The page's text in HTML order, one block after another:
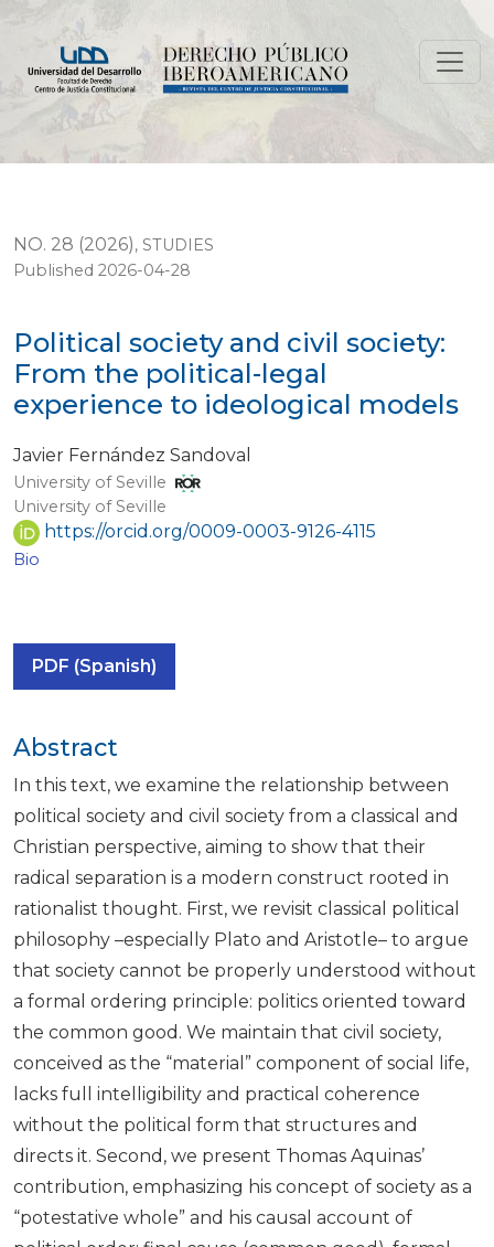
Political society and civil society: From the political-
NO. 28 (2026), STUDIES
Political society and civil society:
From the political-legal
experience to ideological models
Published 2026-04-28
Javier Fernández Sandoval
University of Seville
University of Seville
https://orcid.org/0009-0003-9126-4115
Bio
PDF (Spanish)
Abstract
In this text, we examine the relationship between
political society and civil society from a classical and
Christian perspective, aiming to show that their
radical separation is a modern construct rooted in
rationalist thought. First, we revisit classical political
philosophy –especially Plato and Aristotle– to argue
that society cannot be properly understood without
a formal ordering principle: politics oriented toward
the common good. We maintain that civil society,
conceived as the “material” component of social life,
lacks full intelligibility and practical coherence
without the political form that structures and
directs it. Second, we present Thomas Aquinas’
contribution, emphasizing his concept of society as a
“potestative whole” and his causal account of